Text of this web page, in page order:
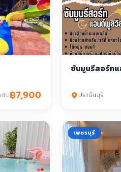
ต้น ฿7,900
ซันมูนรีสอร์ท
ปราจีนบุรี
เพชรบุรี